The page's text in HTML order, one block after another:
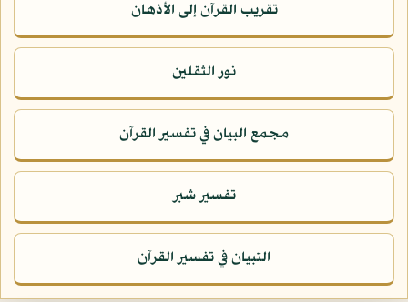
تقريب القرآن إلى الأذهان
نور الثقلين
مجمع البيان في تفسير القرآن
تفسير شبر
التبيان في تفسير القرآن